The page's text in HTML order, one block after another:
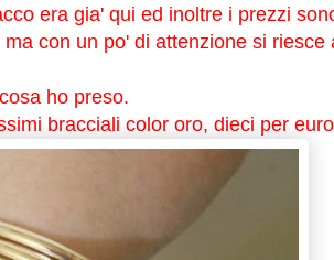
era gia' qui ed inoltre i prezzi
con un po' di attenzione si riesce
ho preso.
bracciali color oro, dieci per